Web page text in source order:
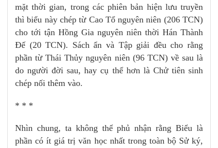
mặt thời gian, trong các phiên bản hiện lưu truyền
thì biểu này chép từ Cao Tổ nguyên niên (206 TCN)
cho tới tận Hồng Gia nguyên niên thời Hán Thành
Đế (20 TCN). Sách ẩn và Tập giải đều cho rằng
phần từ Thái Thủy nguyên niên (96 TCN) về sau là
do người đời sau, hay cụ thể hơn là Chử tiên sinh
chép nối thêm vào.
* * *
Nhìn chung, ta không thể phủ nhận rằng Biểu là
phần có ít giá trị văn học nhất trong toàn bộ Sử ký,